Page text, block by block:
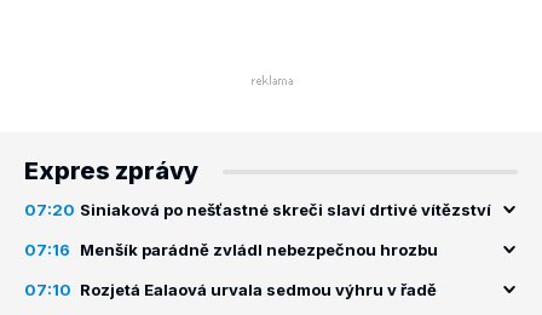
Expres zprávy
07:20 Siniaková po nešťastné skreči slaví drtivé vítězství
07:16 Menšík parádně zvládl nebezpečnou hrozbu
07:10 Rozjetá Ealaová urvala sedmou výhru v řadě